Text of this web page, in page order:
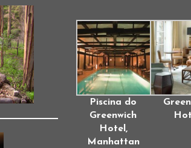
Piscina do
Greenwich
Hotel,
Manhattan